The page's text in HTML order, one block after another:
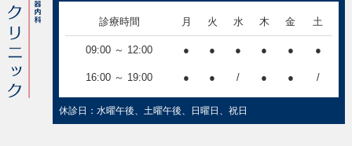
診療時間 月 火 水 木 金 土
09:00 ～ 12:00 ● ● ● ● ● ●
16:00 ～ 19:00 ● ● / ● ● /
休診日：水曜午後、土曜午後、日曜日、祝日